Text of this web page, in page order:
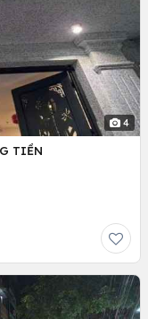
4
TIỀN